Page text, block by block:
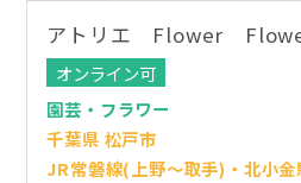
アトリエ Flower
オンライン可
園芸・フラワー
千葉県 松戸市
JR常磐線(上野～取手)・北小金